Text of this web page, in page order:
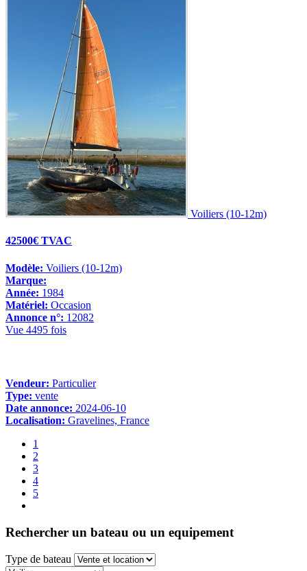
Voiliers (10-12m)
42500€ TVAC
Modèle: Voiliers (10-12m)
Marque:
Année: 1984
Matériel: Occasion
Annonce n°: 12082
Vue 4495 fois
Vendeur: Particulier
Type: vente
Date annonce: 2024-06-10
Localisation: Gravelines, France
1
2
3
4
5
Rechercher un bateau ou un equipement
Type de bateau